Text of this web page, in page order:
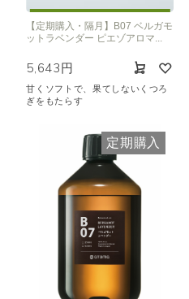
【定期購入・隔月】B07 ベルガモ
ットラベンダー ピエゾアロマ...
5,643円
甘くソフトで、果てしないくつろ
ぎをもたらす
定期購入